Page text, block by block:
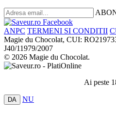
ANPC TERMENI SI CONDITII
Magie du Chocolat, CUI:
J40/11979/2007
© 2026 Magie du Chocolat.
Ai peste
DA NU